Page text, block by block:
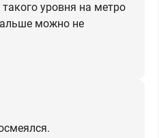
уровня на метро
можно не